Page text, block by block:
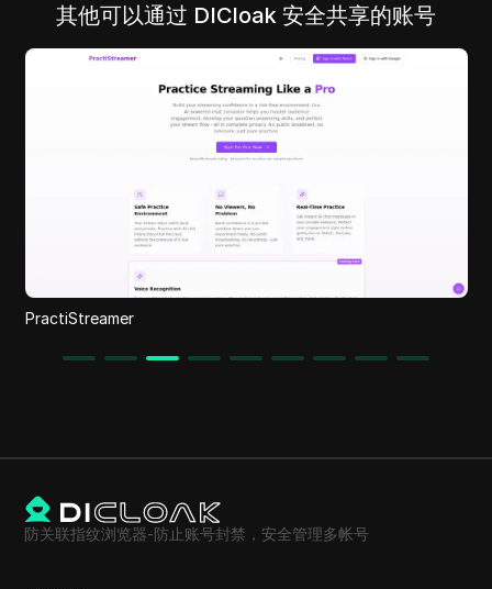
其他可以通过 DICloak 安全共享的账号
Positional
防关联指纹浏览器-防止账号封禁，安全管理多帐号